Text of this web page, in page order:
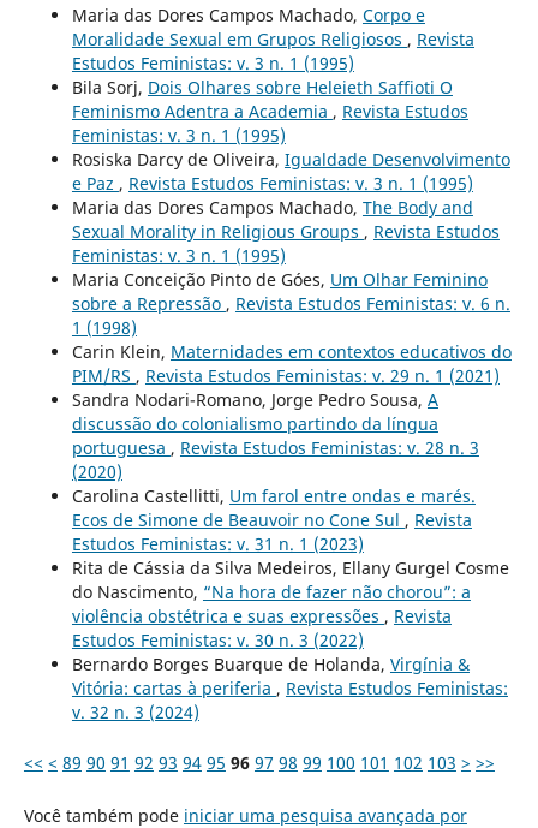
Maria das Dores Campos Machado, Corpo e
Moralidade Sexual em Grupos Religiosos , Revista
Estudos Feministas: v. 3 n. 1 (1995)
Bila Sorj, Dois Olhares sobre Heleieth Saffioti O
Feminismo Adentra a Academia , Revista Estudos
Feministas: v. 3 n. 1 (1995)
Rosiska Darcy de Oliveira, Igualdade Desenvolvimento
e Paz , Revista Estudos Feministas: v. 3 n. 1 (1995)
Maria das Dores Campos Machado, The Body and
Sexual Morality in Religious Groups , Revista Estudos
Feministas: v. 3 n. 1 (1995)
Maria Conceição Pinto de Góes, Um Olhar Feminino
sobre a Repressão , Revista Estudos Feministas: v. 6 n.
1 (1998)
Carin Klein, Maternidades em contextos educativos do
PIM/RS , Revista Estudos Feministas: v. 29 n. 1 (2021)
Sandra Nodari-Romano, Jorge Pedro Sousa, A
discussão do colonialismo partindo da língua
portuguesa , Revista Estudos Feministas: v. 28 n. 3
(2020)
Carolina Castellitti, Um farol entre ondas e marés.
Ecos de Simone de Beauvoir no Cone Sul , Revista
Estudos Feministas: v. 31 n. 1 (2023)
Rita de Cássia da Silva Medeiros, Ellany Gurgel Cosme
do Nascimento, “Na hora de fazer não chorou”: a
violência obstétrica e suas expressões , Revista
Estudos Feministas: v. 30 n. 3 (2022)
Bernardo Borges Buarque de Holanda, Virgínia &
Vitória: cartas à periferia , Revista Estudos Feministas:
v. 32 n. 3 (2024)
<< < 89 90 91 92 93 94 95 96 97 98 99 100 101 102 103 > >>
Você também pode iniciar uma pesquisa avançada por